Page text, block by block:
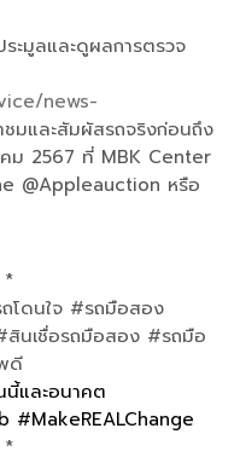
ระมูลและดูผลการตรวจ
news-
ชมและสัมผัสรถจริงก่อนถึง
คม 2567 ที่ MBK Center
@Appleauction หรือ
โดนใจ #รถมือสอง
สินเชื่อรถมือสอง #รถมือ
ดี
นี้และอนาคต